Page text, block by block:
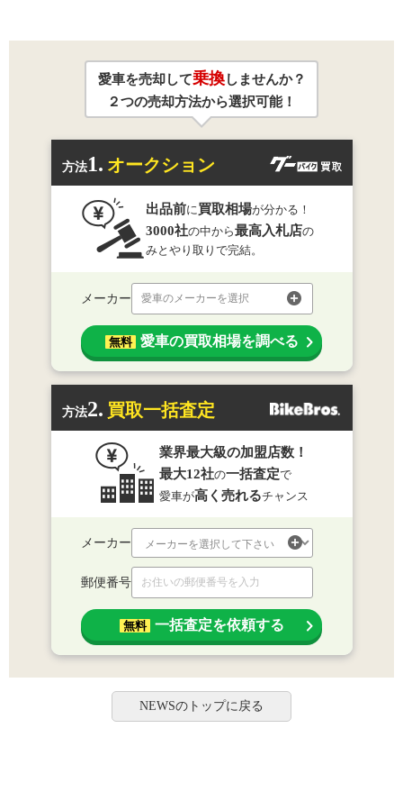
愛車を売却して乗換しませんか？
２つの売却方法から選択可能！
方法1. オークション
出品前に買取相場が分かる！
3000社の中から最高入札店の
みとやり取りで完結。
メーカー 愛車のメーカーを選択
無料 愛車の買取相場を調べる
方法2. 買取一括査定
業界最大級の加盟店数！
最大12社の一括査定で
愛車が高く売れるチャンス
メーカー
郵便番号
無料 一括査定を依頼する
NEWSのトップに戻る